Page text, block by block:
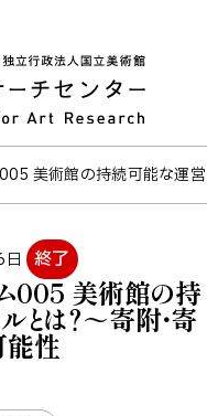
美術館の持続可能な運営
終了
005 美術館の持
は？～寄附・寄
能性